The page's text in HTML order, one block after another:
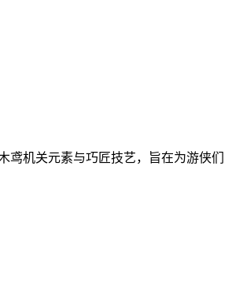
鸢机关元素与巧匠技艺，旨在为游侠们